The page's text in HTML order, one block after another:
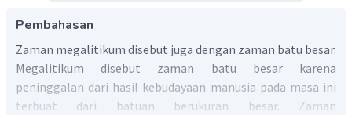
Pembahasan
Zaman megalitikum disebut juga dengan zaman batu besar.
Megalitikum disebut zaman batu besar karena
peninggalan dari hasil kebudayaan manusia pada masa ini
terbuat dari batuan berukuran besar. Zaman